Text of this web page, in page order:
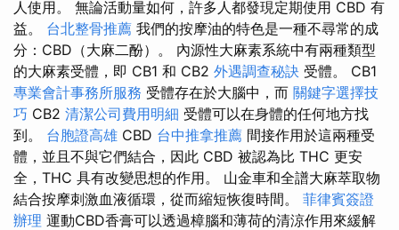
人使用。 無論活動量如何，許多人都發現定期使用 CBD 有
益。 台北整骨推薦 我們的按摩油的特色是一種不尋常的成
分：CBD（大麻二酚）。 內源性大麻素系統中有兩種類型
的大麻素受體，即 CB1 和 CB2 外遇調查秘訣 受體。 CB1
專業會計事務所服務 受體存在於大腦中，而 關鍵字選擇技
巧 CB2 清潔公司費用明細 受體可以在身體的任何地方找
到。 台胞證高雄 CBD 台中推拿推薦 間接作用於這兩種受
體，並且不與它們結合，因此 CBD 被認為比 THC 更安
全，THC 具有改變思想的作用。 山金車和全譜大麻萃取物
結合按摩刺激血液循環，從而縮短恢復時間。 菲律賓簽證
辦理 運動CBD香膏可以透過樟腦和薄荷的清涼作用來緩解